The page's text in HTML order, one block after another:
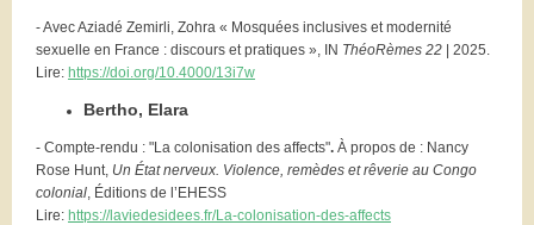
- Avec Aziadé Zemirli, Zohra « Mosquées inclusives et modernité
sexuelle en France : discours et pratiques », IN ThéoRèmes 22 | 2025.
Lire: https://doi.org/10.4000/13i7w
Bertho, Elara
- Compte-rendu : "La colonisation des affects". À propos de : Nancy
Rose Hunt, Un État nerveux. Violence, remèdes et rêverie au Congo
colonial, Éditions de l’EHESS
Lire: https://laviedesidees.fr/La-colonisation-des-affects